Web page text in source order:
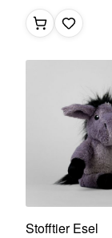
Stofftier Esel